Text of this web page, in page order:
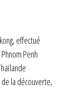
effectué
Penh
la découverte,